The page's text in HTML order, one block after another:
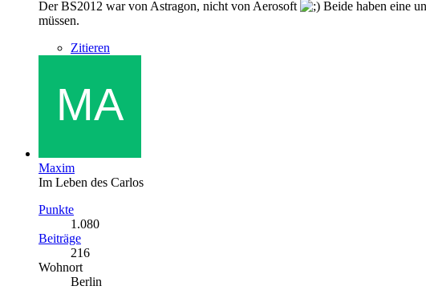
Der BS2012 war von Astragon, nicht von Aerosoft
Beide haben eine
müssen.
Zitieren
Maxim
Im Leben des Carlos
Punkte
1.080
Beiträge
216
Wohnort
Berlin